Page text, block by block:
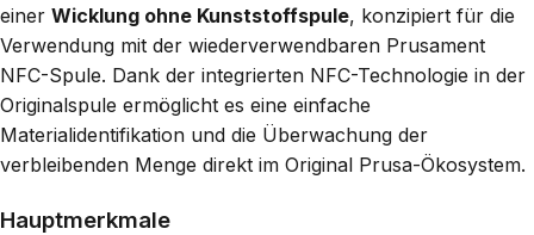
einer Wicklung ohne Kunststoffspule, konzipiert für die
Verwendung mit der wiederverwendbaren Prusament
NFC-Spule. Dank der integrierten NFC-Technologie in der
Originalspule ermöglicht es eine einfache
Materialidentifikation und die Überwachung der
verbleibenden Menge direkt im Original Prusa-Ökosystem.
Hauptmerkmale